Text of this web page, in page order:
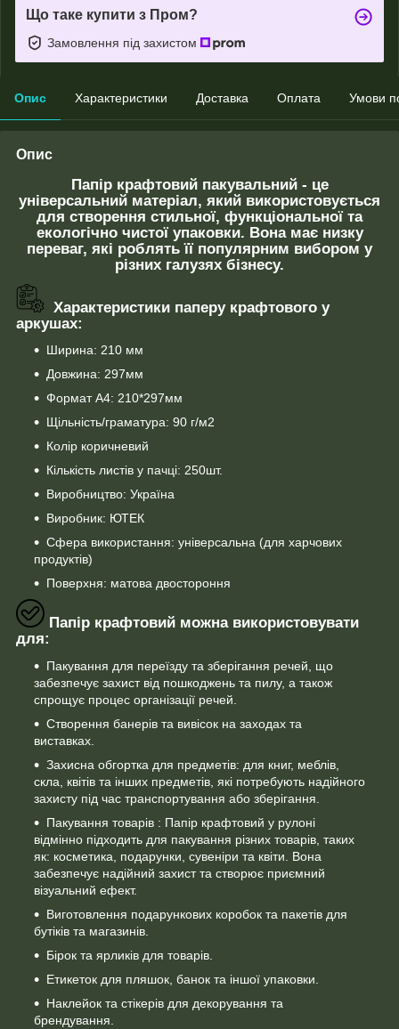
Що таке купити з Пром?
Замовлення під захистом
Опис Характеристики Доставка Оплата Умови
Опис
Папір крафтовий пакувальний - це
універсальний матеріал, який використовується
для створення стильної, функціональної та
екологічно чистої упаковки. Вона має низку
переваг, які роблять її популярним вибором у
різних галузях бізнесу.
Характеристики паперу крафтового у
аркушах:
Ширина: 210 мм
Довжина: 297мм
Формат А4: 210*297мм
Щільність/граматура: 90 г/м2
Колір коричневий
Кількість листів у пачці: 250шт.
Виробництво: Україна
Виробник: ЮТЕК
Сфера використання: універсальна (для харчових
продуктів)
Поверхня: матова двостороння
Папір крафтовий можна використовувати
для:
Пакування для переїзду та зберігання речей, що
забезпечує захист від пошкоджень та пилу, а також
спрощує процес організації речей.
Створення банерів та вивісок на заходах та
виставках.
Захисна обгортка для предметів: для книг, меблів,
скла, квітів та інших предметів, які потребують надійного
захисту під час транспортування або зберігання.
Пакування товарів : Папір крафтовий у рулоні
відмінно підходить для пакування різних товарів, таких
як: косметика, подарунки, сувеніри та квіти. Вона
забезпечує надійний захист та створює приємний
візуальний ефект.
Виготовлення подарункових коробок та пакетів для
бутіків та магазинів.
Бірок та ярликів для товарів.
Етикеток для пляшок, банок та іншої упаковки.
Наклейок та стікерів для декорування та
брендування.